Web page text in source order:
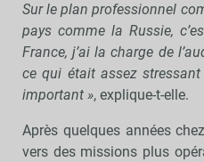
Sur le plan professionnel
pays comme la Russie,
France, j’ai la charge de
ce qui était assez
important », explique-t-elle.
Après quelques années
vers des missions plus